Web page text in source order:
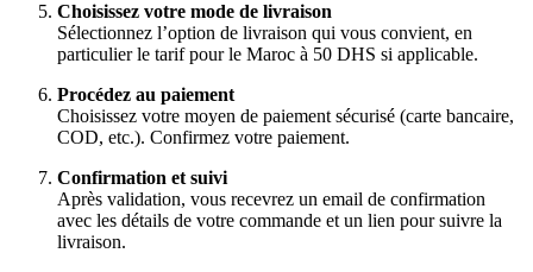
Choisissez votre mode de livraison
Sélectionnez l’option de livraison qui vous convient, en
particulier le tarif pour le Maroc à 50 DHS si applicable.
Procédez au paiement
Choisissez votre moyen de paiement sécurisé (carte bancaire,
COD, etc.). Confirmez votre paiement.
Confirmation et suivi
Après validation, vous recevrez un email de confirmation
avec les détails de votre commande et un lien pour suivre la
livraison.